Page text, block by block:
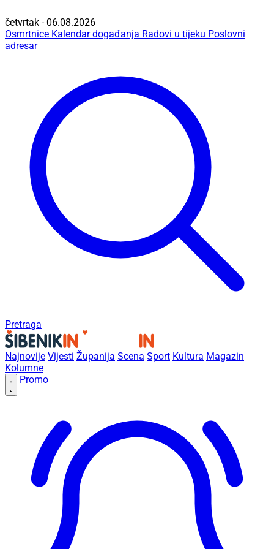
četvrtak - 06.08.2026
Osmrtnice Kalendar događanja Radovi u tijeku Poslovni
adresar
Pretraga
Najnovije Vijesti Županija Scena Sport Kultura Magazin
Kolumne
Promo